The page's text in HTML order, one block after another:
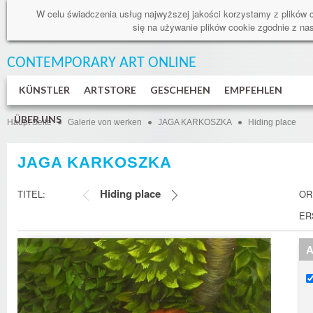
W celu świadczenia usług najwyższej jakości korzystamy z
się na używanie plików cookie zgodnie z
CONTEMPORARY ART ONLINE
KÜNSTLER ARTSTORE GESCHEHEN EMPFEHLEN
ÜBER UNS
Haupt Seite Galerie von werken JAGA KARKOSZKA Hiding place
JAGA KARKOSZKA
TITEL: Hiding place